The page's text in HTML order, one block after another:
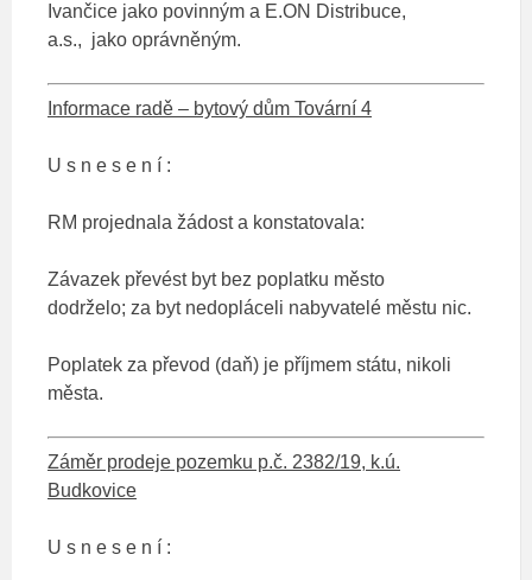
Ivančice jako povinným a E.ON Distribuce,
a.s., jako oprávněným.
Informace radě – bytový dům Tovární 4
U s n e s e n í :
RM projednala žádost a konstatovala:
Závazek převést byt bez poplatku město
dodrželo; za byt nedopláceli nabyvatelé městu nic.
Poplatek za převod (daň) je příjmem státu, nikoli
města.
Záměr prodeje pozemku p.č. 2382/19, k.ú.
Budkovice
U s n e s e n í :